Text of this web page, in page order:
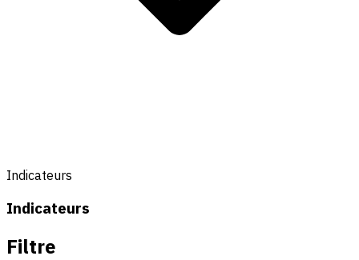
Indicateurs
Indicateurs
Filtre